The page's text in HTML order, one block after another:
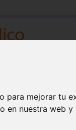
para mejorar tu
en nuestra web